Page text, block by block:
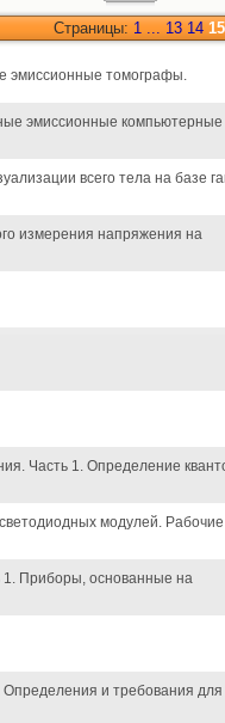
Страницы: 1 ... 13 14 15
эмиссионные томографы.
эмиссионные компьютерные
всего тела на базе
измерения напряжения на
Часть 1. Определение
модулей. Рабочие
1. Приборы, основанные на
Определения и требования для